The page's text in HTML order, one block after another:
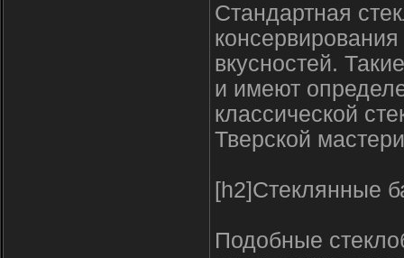
Стандартная
вкусностей.
и имеют
классической
Тверской
[h2]Стеклянные
Подобные